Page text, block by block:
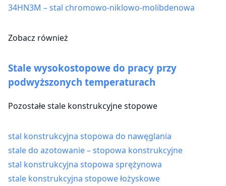
34HN3M – stal chromowo-niklowo-molibdenowa
Zobacz również
Stale wysokostopowe do pracy przy
podwyższonych temperaturach
Pozostałe stale konstrukcyjne stopowe
stal konstrukcyjna stopowa do nawęglania
stale do azotowanie – stopowa konstrukcyjne
stal konstrukcyjna stopowa sprężynowa
stale konstrukcyjna stopowe łożyskowe